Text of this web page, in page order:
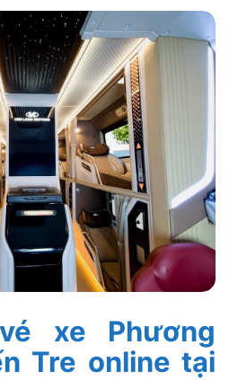
xe Phương
Tre online tại